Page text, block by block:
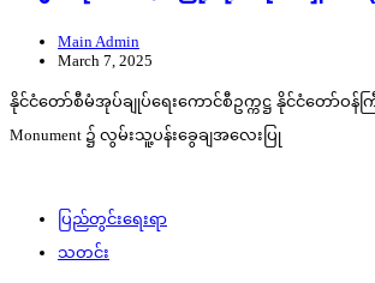
Main Admin
March 7, 2025
နိုင်ငံတော်စီမံအုပ်ချုပ်ရေးကောင်စီဥက္ကဋ္ဌ နိုင်ငံတော်ဝန်က
Monument ၌ လွမ်းသူ့ပန်းခွေချအလေးပြု
ပြည်တွင်းရေးရာ
သတင်း